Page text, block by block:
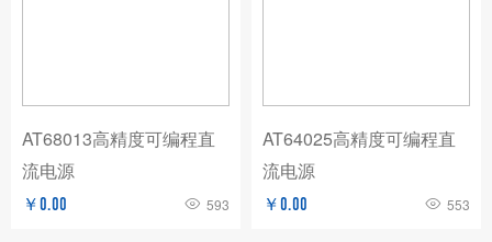
AT68013高精度可编程直
流电源
￥0.00 593
AT64025高精度可编程直
流电源
￥0.00 553